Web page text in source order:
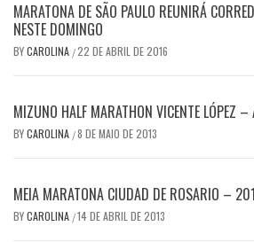
MARATONA DE SÃO PAULO REUNIRÁ
NESTE DOMINGO
BYCAROLINA /22 DE ABRIL DE 2016
MIZUNO HALF MARATHON VICENTE LÓPEZ
BYCAROLINA /8 DE MAIO DE 2013
MEIA MARATONA CIUDAD DE ROSARIO –
BYCAROLINA /14 DE ABRIL DE 2013